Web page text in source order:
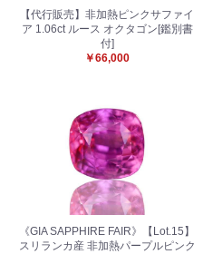
【代行販売】非加熱ピンクサファイ
ア 1.06ct ルース オクタゴン[鑑別書
付]
￥66,000
《GIA SAPPHIRE FAIR》【Lot.15】
スリランカ産 非加熱パープルピンク